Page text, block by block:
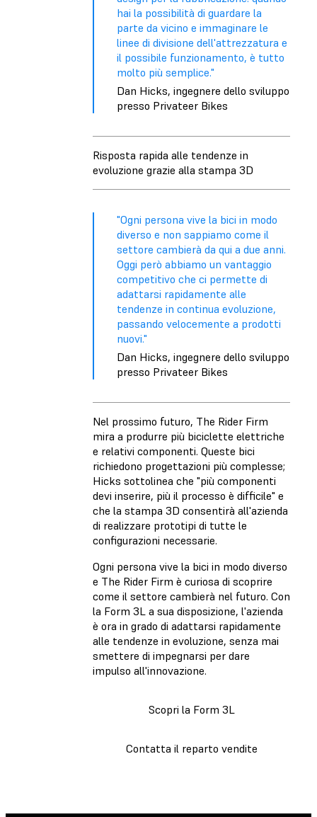
hai la possibilità di guardare la
parte da vicino e immaginare le
linee di divisione dell'attrezzatura e
il possibile funzionamento, è tutto
molto più semplice."
Dan Hicks, ingegnere dello sviluppo
presso Privateer Bikes
Risposta rapida alle tendenze in
evoluzione grazie alla stampa 3D
"Ogni persona vive la bici in modo
diverso e non sappiamo come il
settore cambierà da qui a due anni.
Oggi però abbiamo un vantaggio
competitivo che ci permette di
adattarsi rapidamente alle
tendenze in continua evoluzione,
passando velocemente a prodotti
nuovi."
Dan Hicks, ingegnere dello sviluppo
presso Privateer Bikes
Nel prossimo futuro, The Rider Firm
mira a produrre più biciclette elettriche
e relativi componenti. Queste bici
richiedono progettazioni più complesse;
Hicks sottolinea che "più componenti
devi inserire, più il processo è difficile" e
che la stampa 3D consentirà all'azienda
di realizzare prototipi di tutte le
configurazioni necessarie.
Ogni persona vive la bici in modo diverso
e The Rider Firm è curiosa di scoprire
come il settore cambierà nel futuro. Con
la Form 3L a sua disposizione, l'azienda
è ora in grado di adattarsi rapidamente
alle tendenze in evoluzione, senza mai
smettere di impegnarsi per dare
impulso all'innovazione.
Scopri la Form 3L
Contatta il reparto vendite